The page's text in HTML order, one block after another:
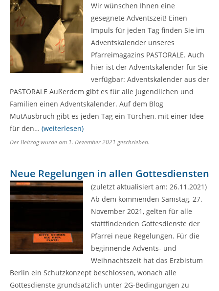
Wir wünschen Ihnen eine
gesegnete Adventszeit! Einen
Impuls für jeden Tag finden Sie im
Adventskalender unseres
Pfarreimagazins PASTORALE. Auch
hier ist der Adventskalender für Sie
verfügbar: Adventskalender aus der
PASTORALE Außerdem gibt es für alle Jugendlichen und
Familien einen Adventskalender. Auf dem Blog
MutAusbruch gibt es jeden Tag ein Türchen, mit einer Idee
für den… (weiterlesen)
Der Beitrag wurde am 1. Dezember 2021 geschrieben.
Neue Regelungen in allen Gottesdiensten
(zuletzt aktualisiert am: 26.11.2021)
Ab dem kommenden Samstag, 27.
November 2021, gelten für alle
stattfindenden Gottesdienste der
Pfarrei neue Regelungen. Für die
beginnende Advents- und
Weihnachtszeit hat das Erzbistum
Berlin ein Schutzkonzept beschlossen, wonach alle
Gottesdienste grundsätzlich unter 2G-Bedingungen zu